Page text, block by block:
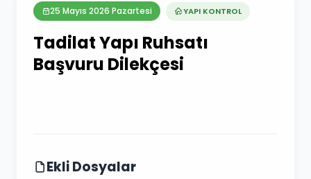
25 Mayıs 2026 Pazartesi YAPI KONTROL
Tadilat Yapı Ruhsatı
Başvuru Dilekçesi
Ekli Dosyalar